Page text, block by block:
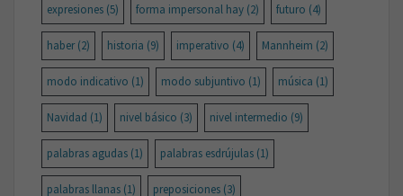
expresiones (5) forma impersonal hay (2) futuro (4)
haber(2) historia (9) imperativo (4) Mannheim (2)
modo indicativo (1) modo subjuntivo (1) música (1)
Navidad (1) nivel básico (3) nivel intermedio (9)
palabras agudas (1) palabras esdrújulas (1)
palabras llanas (1) preposiciones (3)